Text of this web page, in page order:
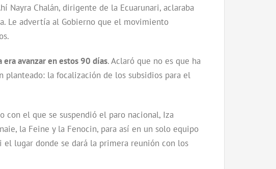
Nayra Chalán, dirigente de la Ecuarunari, aclaraba
Le advertía al Gobierno que el movimiento
avanzar en estos 90 días. Aclaró que no es que ha
la focalización de los subsidios para el
el que se suspendió el paro nacional, Iza
la Feine y la Fenocin, para así en un solo equipo
lugar donde se dará la primera reunión con los